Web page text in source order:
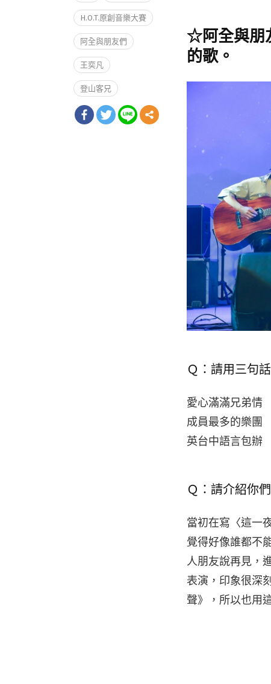
☆阿全與朋
的歌。
Ｑ：請用三句
愛心滿滿兄弟情
成員最多的樂團
英台中語言包辦
Ｑ：請介紹你
當初在寫〈這一
覺得好像誰都不
人朋友說再見，
表演，印象很深
聲》，所以也用
H.O.T.原創音樂大賽
阿全與朋友們
王奕凡
登山客兄